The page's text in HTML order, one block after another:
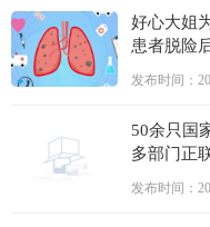
好心大姐
患者脱险
发布时间：
50余只国
多部门正
发布时间：